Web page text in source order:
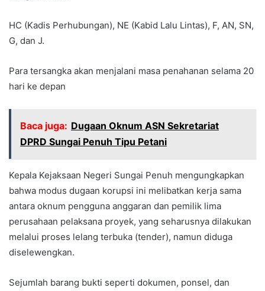
HC (Kadis Perhubungan), NE (Kabid Lalu Lintas), F, AN, SN,
G, dan J.
Para tersangka akan menjalani masa penahanan selama 20
hari ke depan
Baca juga: Dugaan Oknum ASN Sekretariat
DPRD Sungai Penuh Tipu Petani
Kepala Kejaksaan Negeri Sungai Penuh mengungkapkan
bahwa modus dugaan korupsi ini melibatkan kerja sama
antara oknum pengguna anggaran dan pemilik lima
perusahaan pelaksana proyek, yang seharusnya dilakukan
melalui proses lelang terbuka (tender), namun diduga
diselewengkan.
Sejumlah barang bukti seperti dokumen, ponsel, dan